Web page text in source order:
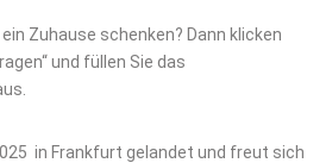
Zuhause schenken? Dann klicken
und füllen Sie das
in Frankfurt gelandet und freut sich